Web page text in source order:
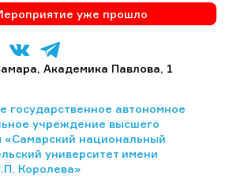
уже прошло
Академика Павлова, 1
государственное автономное
учреждение высшего
«Самарский национальный
университет имени
Королева»